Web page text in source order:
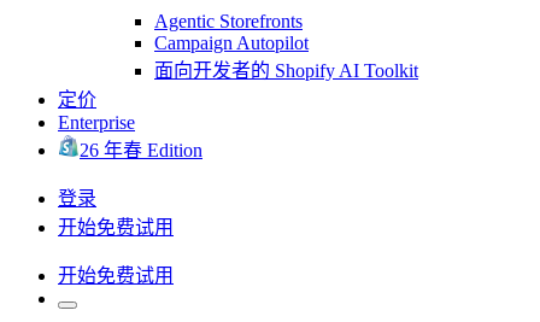
Agentic Storefronts
Campaign Autopilot
面向开发者的 Shopify AI Toolkit
定价
Enterprise
26 年春 Edition
登录
开始免费试用
开始免费试用